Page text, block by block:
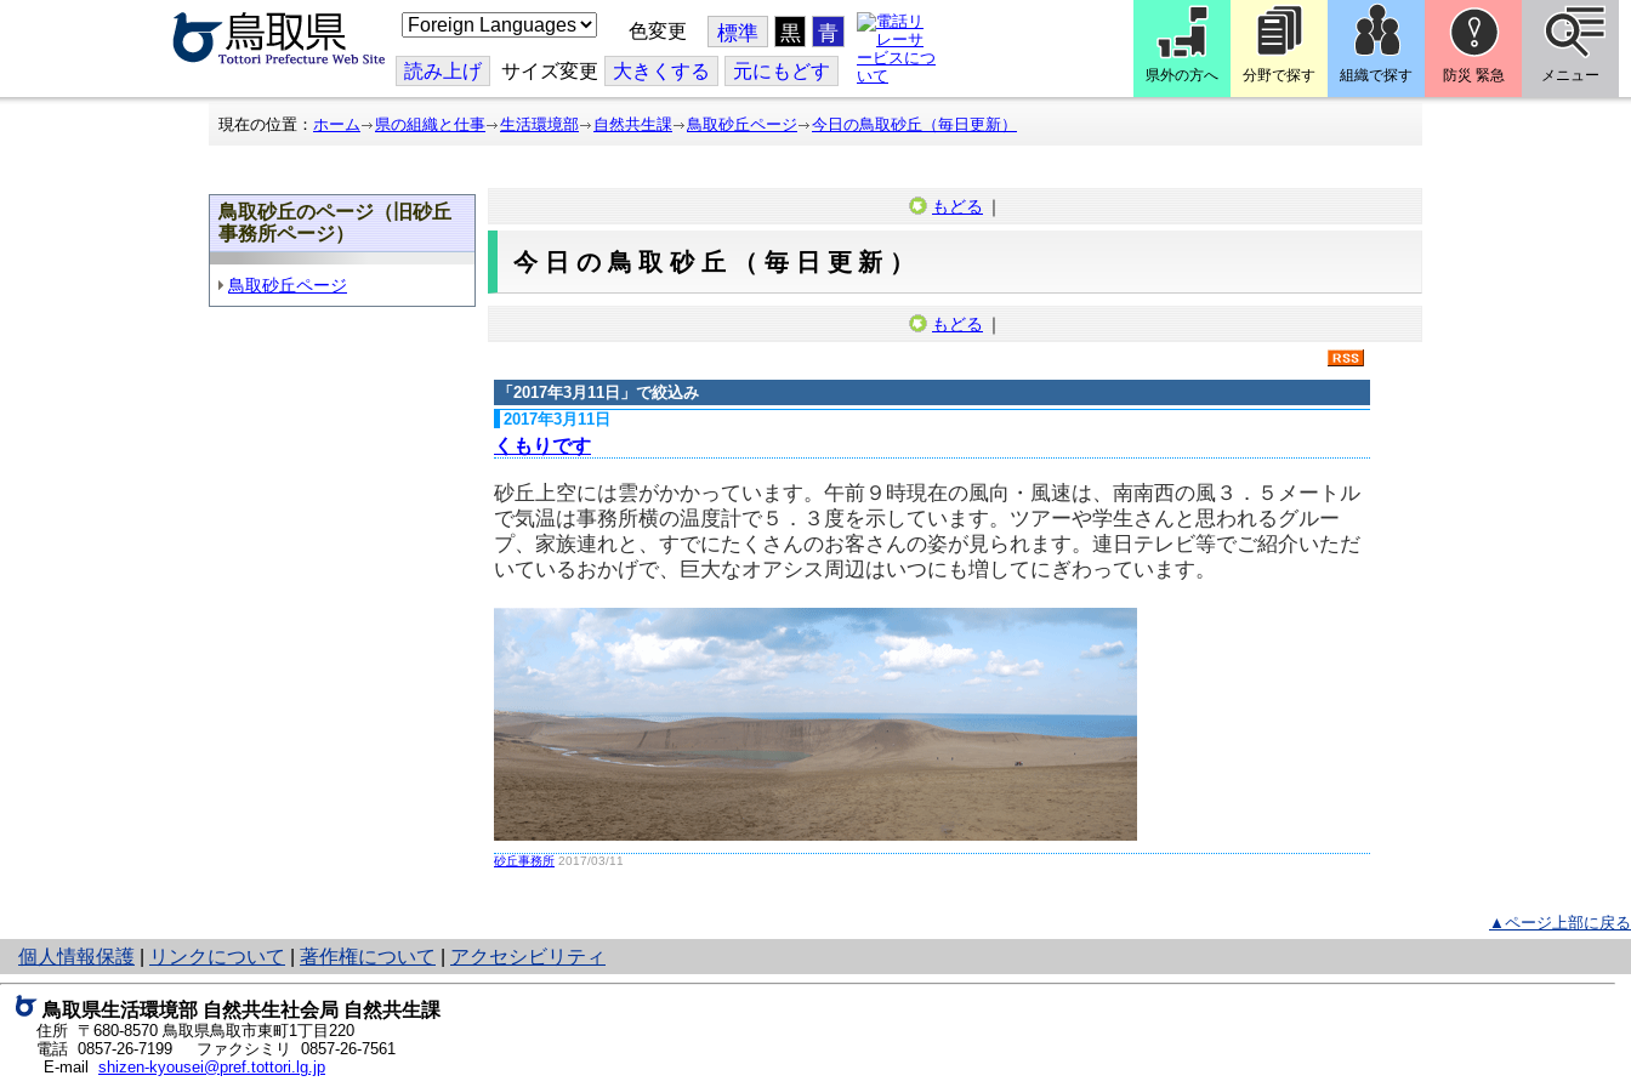
こ
の
ジ
を
翻
色変更 標準 黒 青
読み上げ サイズ変更 大きくする 元にもどす 県外の方へ 分野で探す 組織で探す 防災 緊急 メニュー
現在の位置： ホーム 県の組織と仕事 生活環境部 自然共生課 鳥取砂丘ページ 今日の鳥取砂丘（毎日更新）
鳥取砂丘のページ（旧砂丘
事務所ページ）
鳥取砂丘ページ
もどる ｜
今日の鳥取砂丘（毎日更新）
もどる ｜
「 2017年3月11日 」で絞込み
2017年3月11日
くもりです
砂丘上空には雲がかかっています。午前９時現在の風向・風速は、南南西の風３．５メートル
で気温は事務所横の温度計で５．３度を示しています。ツアーや学生さんと思われるグルー
プ、家族連れと、すでにたくさんのお客さんの姿が見られます。連日テレビ等でご紹介いただ
いているおかげで、巨大なオアシス周辺はいつにも増してにぎわっています。
砂丘事務所 2017/03/11
▲ページ上部に戻る
個人情報保護
と
り
ネ
ッ
ト
へ
リンクについて 著作権について アクセシビリティ
鳥取県生活環境部 自然共生社会局 自然共生課
住所 〒680-8570 鳥取県鳥取市東町1丁目220
電話 0857-26-7199
ファクシミリ 0857-26-7561
E-mail shizen-kyousei@pref.tottori.lg.jp